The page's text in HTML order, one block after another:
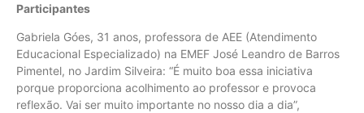
Participantes
Gabriela Góes, 31 anos, professora de AEE (Atendimento
Educacional Especializado) na EMEF José Leandro de Barros
Pimentel, no Jardim Silveira: “É muito boa essa iniciativa
porque proporciona acolhimento ao professor e provoca
reflexão. Vai ser muito importante no nosso dia a dia”,